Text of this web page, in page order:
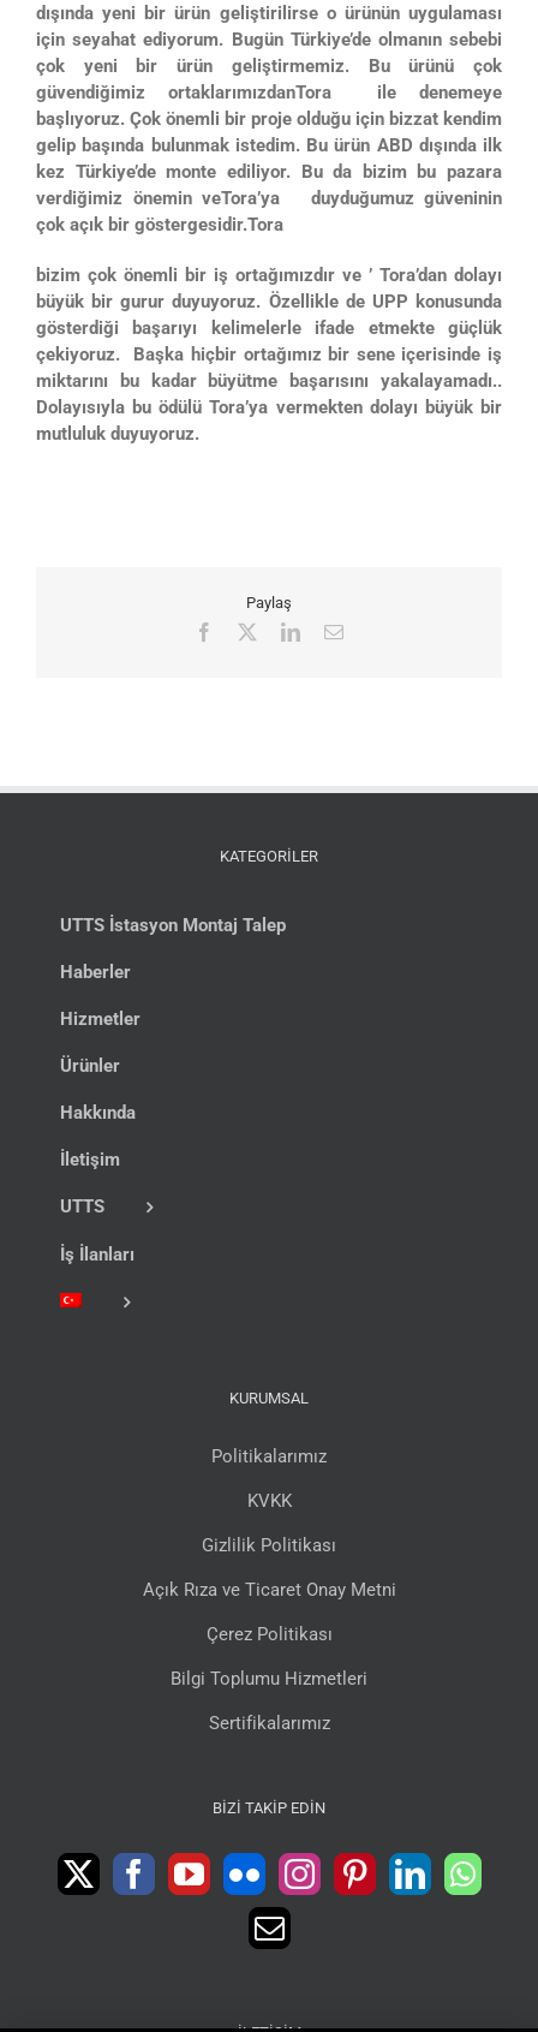
dışında yeni bir ürün geliştirilirse o ürünün uygulaması
için seyahat ediyorum. Bugün Türkiye’de olmanın sebebi
çok yeni bir ürün geliştirmemiz. Bu ürünü çok
güvendiğimiz ortaklarımızdanTora ile denemeye
başlıyoruz. Çok önemli bir proje olduğu için bizzat kendim
gelip başında bulunmak istedim. Bu ürün ABD dışında ilk
kez Türkiye’de monte ediliyor. Bu da bizim bu pazara
verdiğimiz önemin veTora’ya duyduğumuz güveninin
çok açık bir göstergesidir.Tora
bizim çok önemli bir iş ortağımızdır ve ’ Tora’dan dolayı
büyük bir gurur duyuyoruz. Özellikle de UPP konusunda
gösterdiği başarıyı kelimelerle ifade etmekte güçlük
çekiyoruz. Başka hiçbir ortağımız bir sene içerisinde iş
miktarını bu kadar büyütme başarısını yakalayamadı..
Dolayısıyla bu ödülü Tora’ya vermekten dolayı büyük bir
mutluluk duyuyoruz.
Paylaş
Facebook LinkedIn
E-
KATEGORİLER
UTTS İstasyon Montaj Talep
Haberler
Hizmetler
Ürünler
Hakkında
İletişim
UTTS
İş İlanları
KURUMSAL
Politikalarımız
KVKK
Gizlilik Politikası
Açık Rıza ve Ticaret Onay Metni
Çerez Politikası
Bilgi Toplumu Hizmetleri
Sertifikalarımız
BIZI TAKIP EDIN